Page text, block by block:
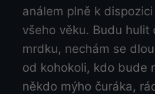
análem plně k
všeho věku. Budu hulit
mrdku, nechám se
od kohokoli, kdo bude
někdo mýho čuráka,